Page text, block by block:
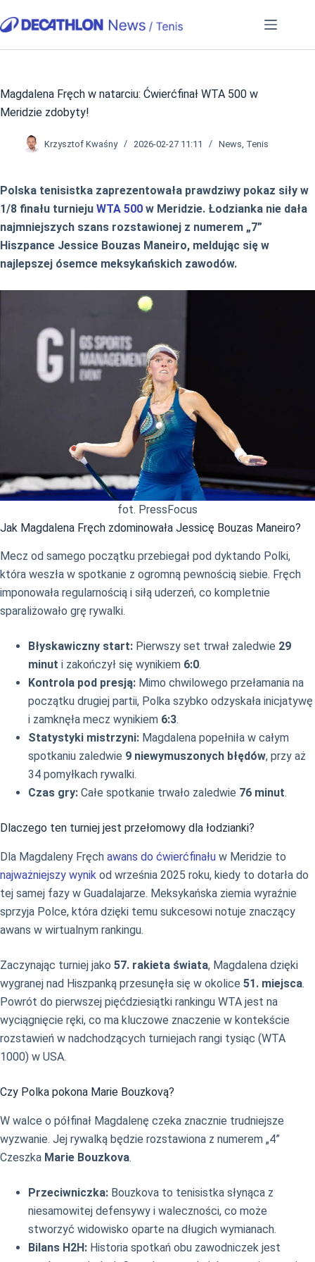
do
Magdalena Fręch w natarciu: Ćwierćfinał WTA 500 w
Meridzie zdobyty!
Krzysztof Kwaśny 2026-02-27 11:11 News Tenis
Polska tenisistka zaprezentowała prawdziwy pokaz siły w
1/8 finału turnieju WTA 500 w Meridzie. Łodzianka nie dała
najmniejszych szans rozstawionej z numerem „7”
Hiszpance Jessice Bouzas Maneiro, meldując się w
najlepszej ósemce meksykańskich zawodów.
fot. PressFocus
Jak Magdalena Fręch zdominowała Jessicę Bouzas Maneiro?
Mecz od samego początku przebiegał pod dyktando Polki,
która weszła w spotkanie z ogromną pewnością siebie. Fręch
imponowała regularnością i siłą uderzeń, co kompletnie
sparaliżowało grę rywalki.
Błyskawiczny start: Pierwszy set trwał zaledwie 29
minut i zakończył się wynikiem 6:0.
Kontrola pod presją: Mimo chwilowego przełamania na
początku drugiej partii, Polka szybko odzyskała inicjatywę
i zamknęła mecz wynikiem 6:3.
Statystyki mistrzyni: Magdalena popełniła w całym
spotkaniu zaledwie 9 niewymuszonych błędów, przy aż
34 pomyłkach rywalki.
Czas gry: Całe spotkanie trwało zaledwie 76 minut.
Dlaczego ten turniej jest przełomowy dla łodzianki?
Dla Magdaleny Fręch awans do ćwierćfinału w Meridzie to
najważniejszy wynik od września 2025 roku, kiedy to dotarła do
tej samej fazy w Guadalajarze. Meksykańska ziemia wyraźnie
sprzyja Polce, która dzięki temu sukcesowi notuje znaczący
awans w wirtualnym rankingu.
Zaczynając turniej jako 57. rakieta świata, Magdalena dzięki
wygranej nad Hiszpanką przesunęła się w okolice 51. miejsca.
Powrót do pierwszej pięćdziesiątki rankingu WTA jest na
wyciągnięcie ręki, co ma kluczowe znaczenie w kontekście
rozstawień w nadchodzących turniejach rangi tysiąc (WTA
1000) w USA.
Czy Polka pokona Marie Bouzkovą?
W walce o półfinał Magdalenę czeka znacznie trudniejsze
wyzwanie. Jej rywalką będzie rozstawiona z numerem „4”
Czeszka Marie Bouzkova.
Przeciwniczka: Bouzkova to tenisistka słynąca z
niesamowitej defensywy i waleczności, co może
stworzyć widowisko oparte na długich wymianach.
Bilans H2H: Historia spotkań obu zawodniczek jest